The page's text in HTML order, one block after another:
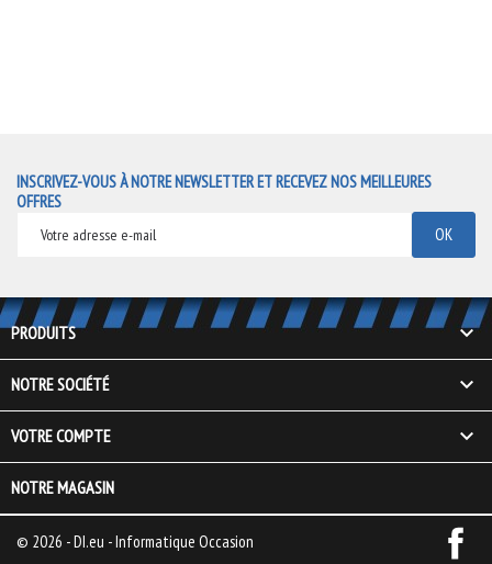
INSCRIVEZ-VOUS À NOTRE NEWSLETTER ET RECEVEZ NOS MEILLEURES
OFFRES
PRODUITS 
NOTRE SOCIÉTÉ 
VOTRE COMPTE 
NOTRE MAGASIN
© 2026 - DI.eu - Informatique Occasion